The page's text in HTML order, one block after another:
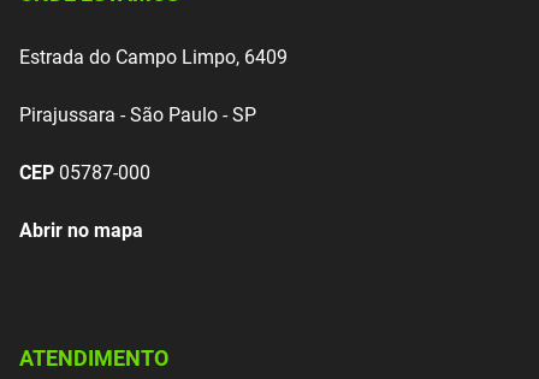
Estrada do Campo Limpo, 6409
Pirajussara - São Paulo - SP
CEP 05787-000
Abrir no mapa
ATENDIMENTO